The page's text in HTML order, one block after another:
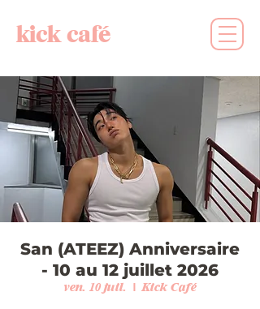
kick café
San (ATEEZ) Anniversaire
- 10 au 12 juillet 2026
ven. 10 juil.
  |
Kick Café